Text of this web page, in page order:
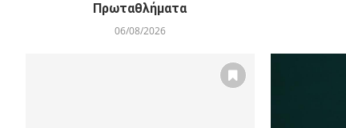
Πρωταθλήματα
06/08/2026